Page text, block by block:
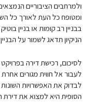
ולמרחבים הציבוריים
ומטופח כל העת לאורך כל
בבניין רב קומות או בניין
הניקיון תדאג לשמור על
לסיכום, רכישת דירה
לעבור אל חווית מגורים
לבדוק את האפשרויות
הסופית היא למצוא את דירת